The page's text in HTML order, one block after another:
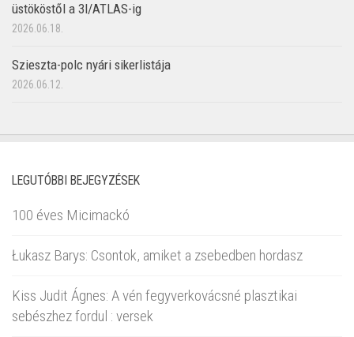
üstököstől a 3I/ATLAS-ig
2026.06.18.
Szieszta-polc nyári sikerlistája
2026.06.12.
LEGUTÓBBI BEJEGYZÉSEK
100 éves Micimackó
Łukasz Barys: Csontok, amiket a zsebedben hordasz
Kiss Judit Ágnes: A vén fegyverkovácsné plasztikai
sebészhez fordul : versek